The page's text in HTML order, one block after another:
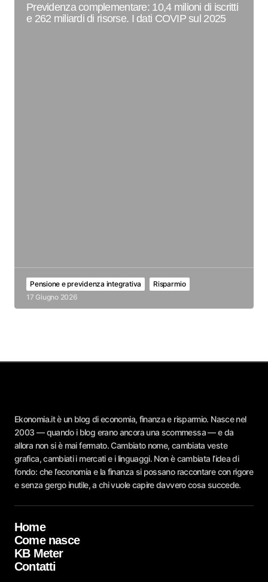
Previdenza complementare: 10,4 milioni di iscritti
e 262 miliardi di risorse. I dati COVIP sul 2025
Pensione e previdenza integrativa
Risparmio
17 Giugno 2026
Ekonomia.it è un blog di economia, finanza e risparmio. Nasce nel
2003 — quando i blog erano ancora una scommessa — e da
allora non si è mai fermato. Cambiato nome, cambiata veste
grafica, cambiati i mercati e i linguaggi. Non è cambiata l’idea di
fondo: che l’economia e la finanza si possano raccontare con rigore
e senza gergo inutile, a chi vuole capire davvero cosa succede.
Home
Come nasce
KB Meter
Contatti